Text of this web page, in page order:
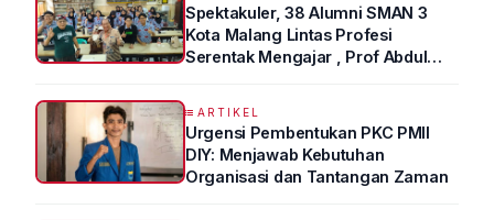
Spektakuler, 38 Alumni SMAN 3
Kota Malang Lintas Profesi
Serentak Mengajar , Prof Abdul
ARTIKEL
Urgensi Pembentukan PKC PMII
DIY: Menjawab Kebutuhan
Organisasi dan Tantangan Zaman